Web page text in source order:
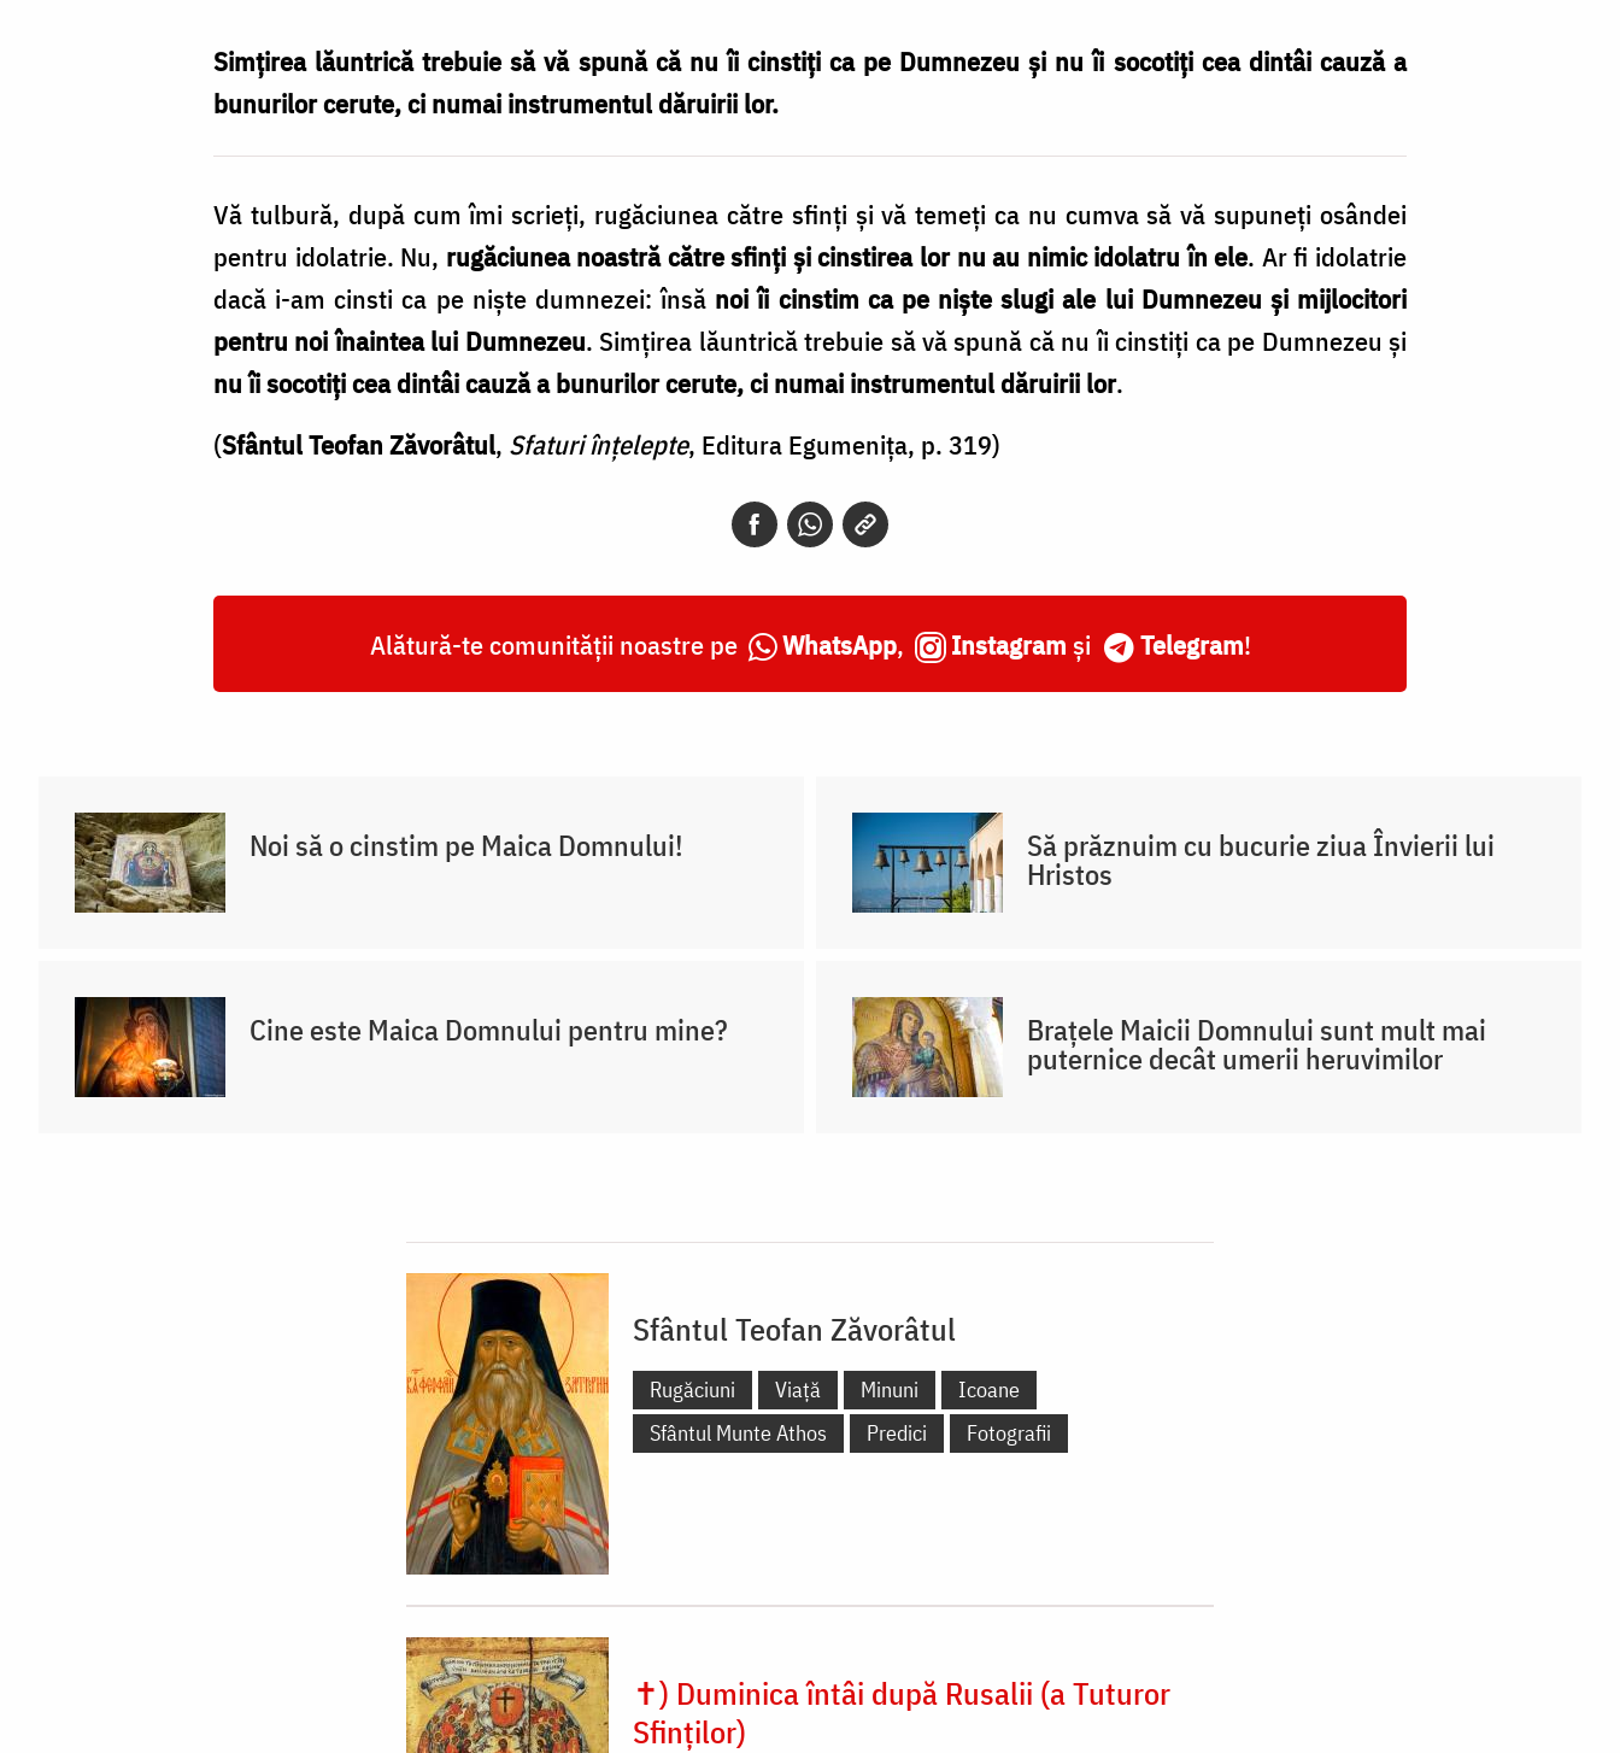
Simțirea lăuntrică trebuie să vă spună că nu îi cinstiți ca pe Dumnezeu și nu îi socotiți cea dintâi cauză a
bunurilor cerute, ci numai instrumentul dăruirii lor.
Vă tulbură, după cum îmi scrieți, rugăciunea către sfinți și vă temeți ca nu cumva să vă supuneți osândei
pentru idolatrie. Nu, rugăciunea noastră către sfinți și cinstirea lor nu au nimic idolatru în ele. Ar fi idolatrie
dacă i-am cinsti ca pe niște dumnezei: însă noi îi cinstim ca pe niște slugi ale lui Dumnezeu și mijlocitori
pentru noi înaintea lui Dumnezeu. Simțirea lăuntrică trebuie să vă spună că nu îi cinstiți ca pe Dumnezeu și
nu îi socotiți cea dintâi cauză a bunurilor cerute, ci numai instrumentul dăruirii lor.
(Sfântul Teofan Zăvorâtul, Sfaturi înțelepte, Editura Egumenița, p. 319)
Alătură-te comunității noastre pe WhatsApp, Instagram și Telegram!
Noi să o cinstim pe Maica Domnului! Să prăznuim cu bucurie ziua Învierii lui
Hristos
Cine este Maica Domnului pentru mine? Brațele Maicii Domnului sunt mult mai
puternice decât umerii heruvimilor
Sfântul Teofan Zăvorâtul
Rugăciuni Viață Minuni
Icoane
Sfântul Munte Athos
Predici Fotografii
✝) Duminica întâi după Rusalii (a Tuturor
Sfinților)